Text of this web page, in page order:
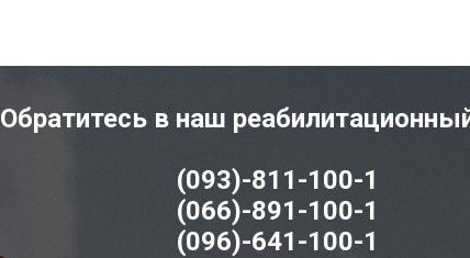
Обратитесь в наш
(093)-811-100-1
(066)-891-100-1
(096)-641-100-1